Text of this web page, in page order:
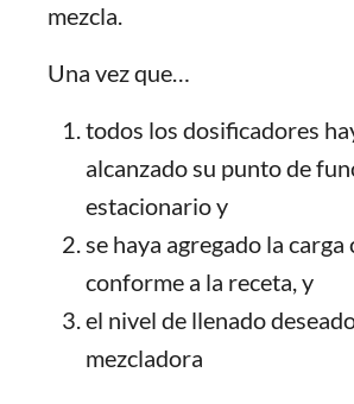
mezcla.
Una vez que…
todos los dosificadores
alcanzado su punto de
estacionario y
se haya agregado la
conforme a la receta, y
el nivel de llenado
mezcladora